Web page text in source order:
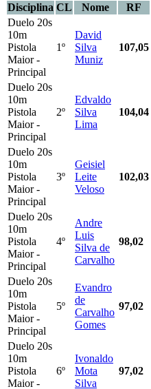
Disciplina CL Nome RF
Duelo 20s
10m
Pistola
Maior -
Principal
1º
David
Silva
Muniz
107,05
Duelo 20s
10m
Pistola
Maior -
Principal
2º
Edvaldo
Silva
Lima
104,04
Duelo 20s
10m
Pistola
Maior -
Principal
3º
Geisiel
Leite
Veloso
102,03
Duelo 20s
10m
Pistola
Maior -
Principal
4º
Andre
Luis
Silva de
Carvalho
98,02
Duelo 20s
10m
Pistola
Maior -
Principal
5º
Evandro
de
Carvalho
Gomes
97,02
Duelo 20s
10m
Pistola
Maior -
6º
Ivonaldo
Mota
Silva
97,02